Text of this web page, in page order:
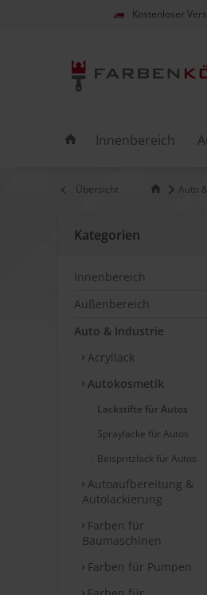
Kostenloser
Innenbereich
Übersicht Auto
Kategorien
Innenbereich
Außenbereich
Auto & Industrie
Acryllack
Autokosmetik
Lackstifte für Autos
Spraylacke für Autos
Beispritzlack für Autos
Autoaufbereitung &
Autolackierung
Farben für
Baumaschinen
Farben für Pumpen